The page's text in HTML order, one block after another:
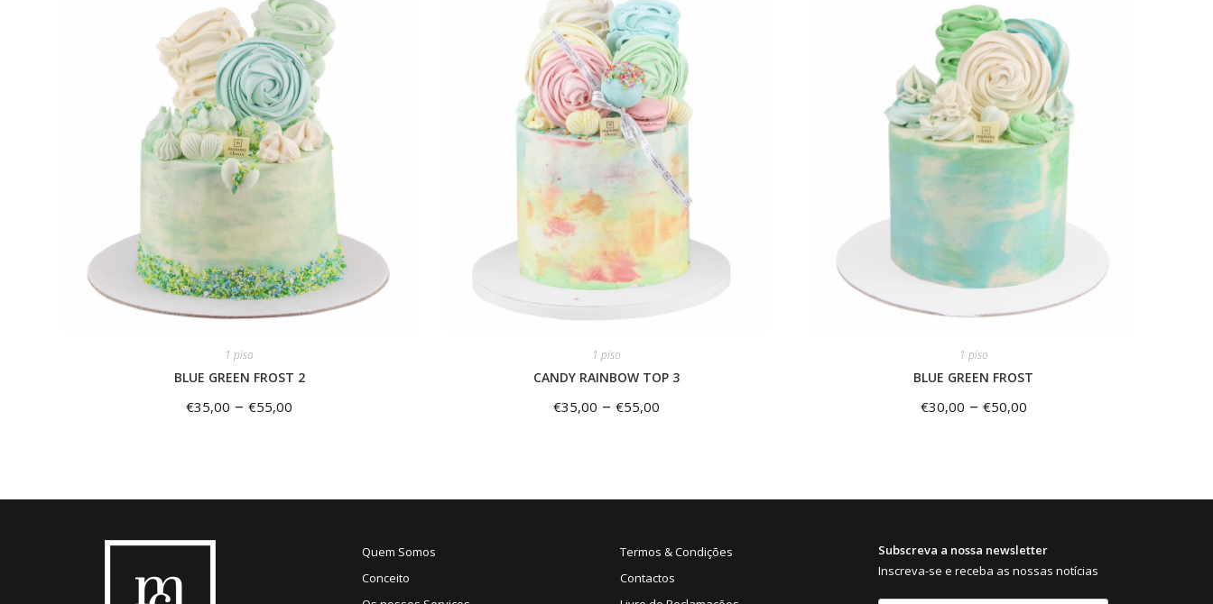
1 piso
BLUE GREEN FROST 2
€35,00 – €55,00
1 piso
CANDY RAINBOW TOP 3
€35,00 – €55,00
1 piso
BLUE GREEN FROST
€30,00 – €50,00
Quem Somos
Conceito
Termos & Condições
Contactos
Subscreva a nossa newsletter
Inscreva-se e receba as nossas notícias